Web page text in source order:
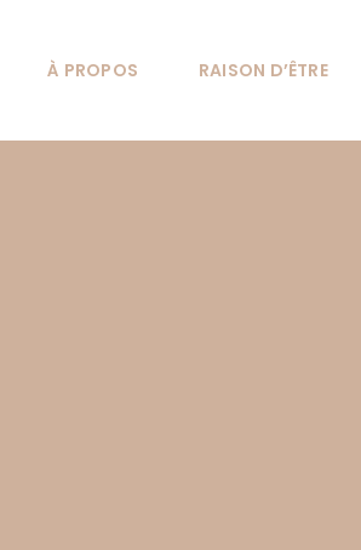
À PROPOS RAISON D’ÊTRE